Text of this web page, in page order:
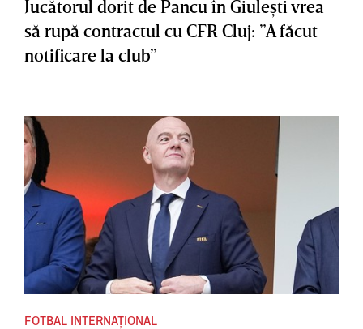
Jucătorul dorit de Pancu în Giuleşti vrea
să rupă contractul cu CFR Cluj: ”A făcut
notificare la club”
FOTBAL INTERNAȚIONAL